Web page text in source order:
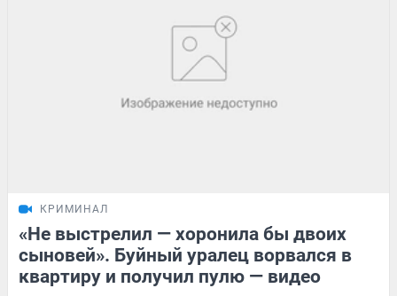
КРИМИНАЛ
«Не выстрелил — хоронила бы двоих
сыновей». Буйный уралец ворвался в
квартиру и получил пулю — видео